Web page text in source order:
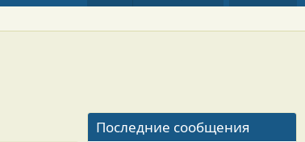
Последние сообщения